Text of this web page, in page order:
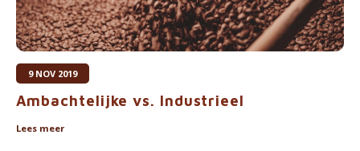
9 NOV 2019
Ambachtelijke vs. Industrieel
Lees meer